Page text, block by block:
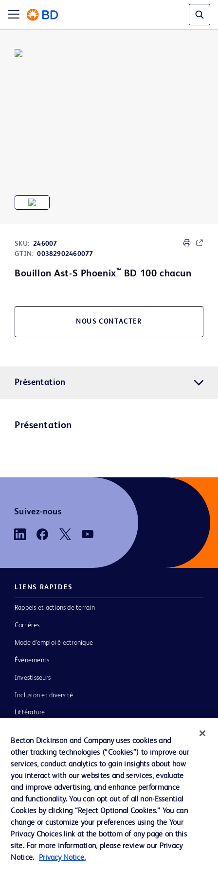
SKU: 246007
GTIN: 00382902460077
Bouillon Ast-S Phoenix™ BD 100 chacun
NOUS CONTACTER
Présentation
Présentation
Suivez-nous
LIENS RAPIDES
Rappels et actions de terrain
Carrières
Mode d’emploi électronique
Événements
Investisseurs
Inclusion et diversité
Littérature
Notre entreprise
Éthique et conformité
Assistance
Nous contacter
Préférences en matière de cookies
Confidentialité
Becton Dickinson and Company uses cookies and
other tracking technologies (“Cookies”) to improve our
services, conduct analytics to gain insights about how
you interact with our websites and services, evaluate
and improve advertising, and enhance performance
and functionality. You can opt out of all non-Essential
Cookies by clicking “Reject Optional Cookies.” You can
change or customize your preferences using the Your
Privacy Choices link at the bottom of any page on this
site. For more information, please review our Privacy
Notice.
Privacy Notice.